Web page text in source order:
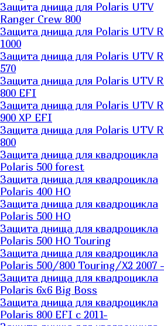
Защита днища для Polaris UTV
Ranger Сrew 800
Защита днища для Polaris UTV
1000
Защита днища для Polaris UTV
570
Защита днища для Polaris UTV
800 EFI
Защита днища для Polaris UTV
900 XP EFI
Защита днища для Polaris UTV
800
Защита днища для квадроцикла
Polaris 500 forest
Защита днища для квадроцикла
Polaris 400 HO
Защита днища для квадроцикла
Polaris 500 HO
Защита днища для квадроцикла
Polaris 500 HO Touring
Защита днища для квадроцикла
Polaris 500/800 Touring/X2 2007 -
Защита днища для квадроцикла
Polaris 6х6 Big Boss
Защита днища для квадроцикла
Polaris 800 EFI с 2011-